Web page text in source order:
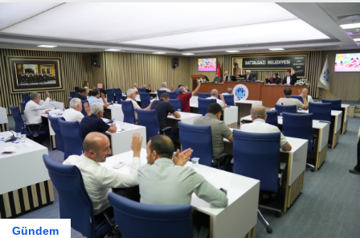
Gündem